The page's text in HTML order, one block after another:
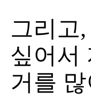
그리고
싶어서
거를